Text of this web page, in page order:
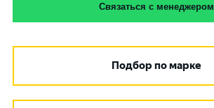
Связаться с менеджером
Подбор по марке